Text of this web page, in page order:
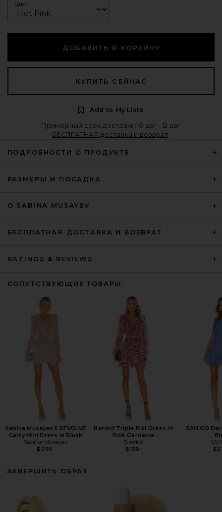
Цвет
ДОБАВИТЬ В КОРЗИНУ
КУПИТЬ СЕЙЧАС
Add to My Lists
Примерный срок доставки:10 авг - 12 авг
БЕСПЛАТНАЯ доставка и возврат
ПОДРОБНОСТИ О ПРОДУКТЕ
РАЗМЕРЫ И ПОСАДКА
О SABINA MUSAYEV
БЕСПЛАТНАЯ ДОСТАВКА И ВОЗВРАТ
RATINGS & REVIEWS
СОПУТСТВУЮЩИЕ ТОВАРЫ
Sabina Musayev X REVOLVE
Carry Mini Dress in Blush
Sabina Musayev
$250
Bardot Triple Frill Dress in
Pink Gardenia
Bardot
$139
SAYLOR
ЗАВЕРШИТЬ ОБРАЗ